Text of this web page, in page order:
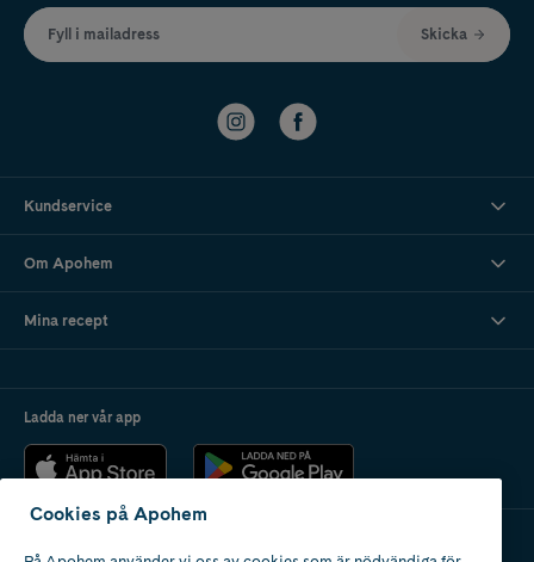
Fyll i mailadress Skicka
Kundservice
Om Apohem
Mina recept
Ladda ner vår app
Cookies på Apohem